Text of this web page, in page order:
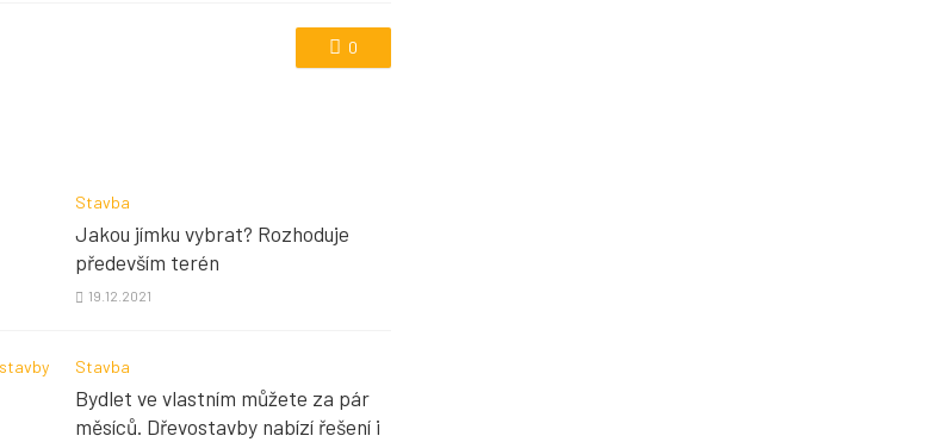
0
Stavba
Jakou jímku vybrat? Rozhoduje
především terén
19.12.2021
Stavba
Bydlet ve vlastním můžete za pár
měsíců. Dřevostavby nabízí řešení i